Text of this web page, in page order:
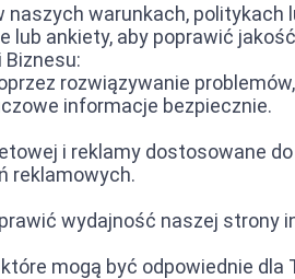
warunkach, politykach
lub ankiety, aby poprawić
rozwiązywanie
informacje bezpiecznie.
i reklamy dostosowane
reklamowych.
wydajność naszej strony
mogą być odpowiednie dla